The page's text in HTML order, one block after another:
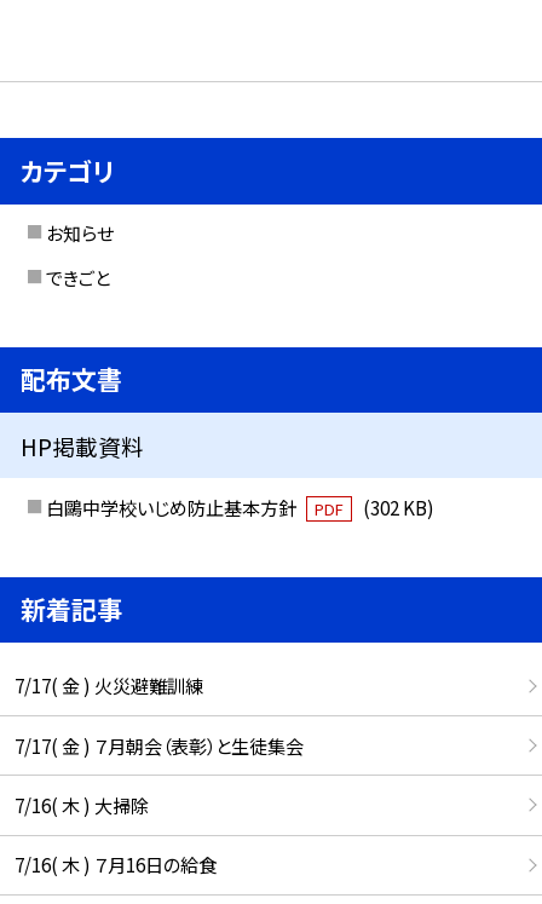
カテゴリ
お知らせ
できごと
配布文書
HP掲載資料
白鷗中学校いじめ防止基本方針 PDF (302 KB)
新着記事
7/17( 金 ) 火災避難訓練
7/17( 金 ) ７月朝会（表彰）と生徒集会
7/16( 木 ) 大掃除
7/16( 木 ) ７月16日の給食